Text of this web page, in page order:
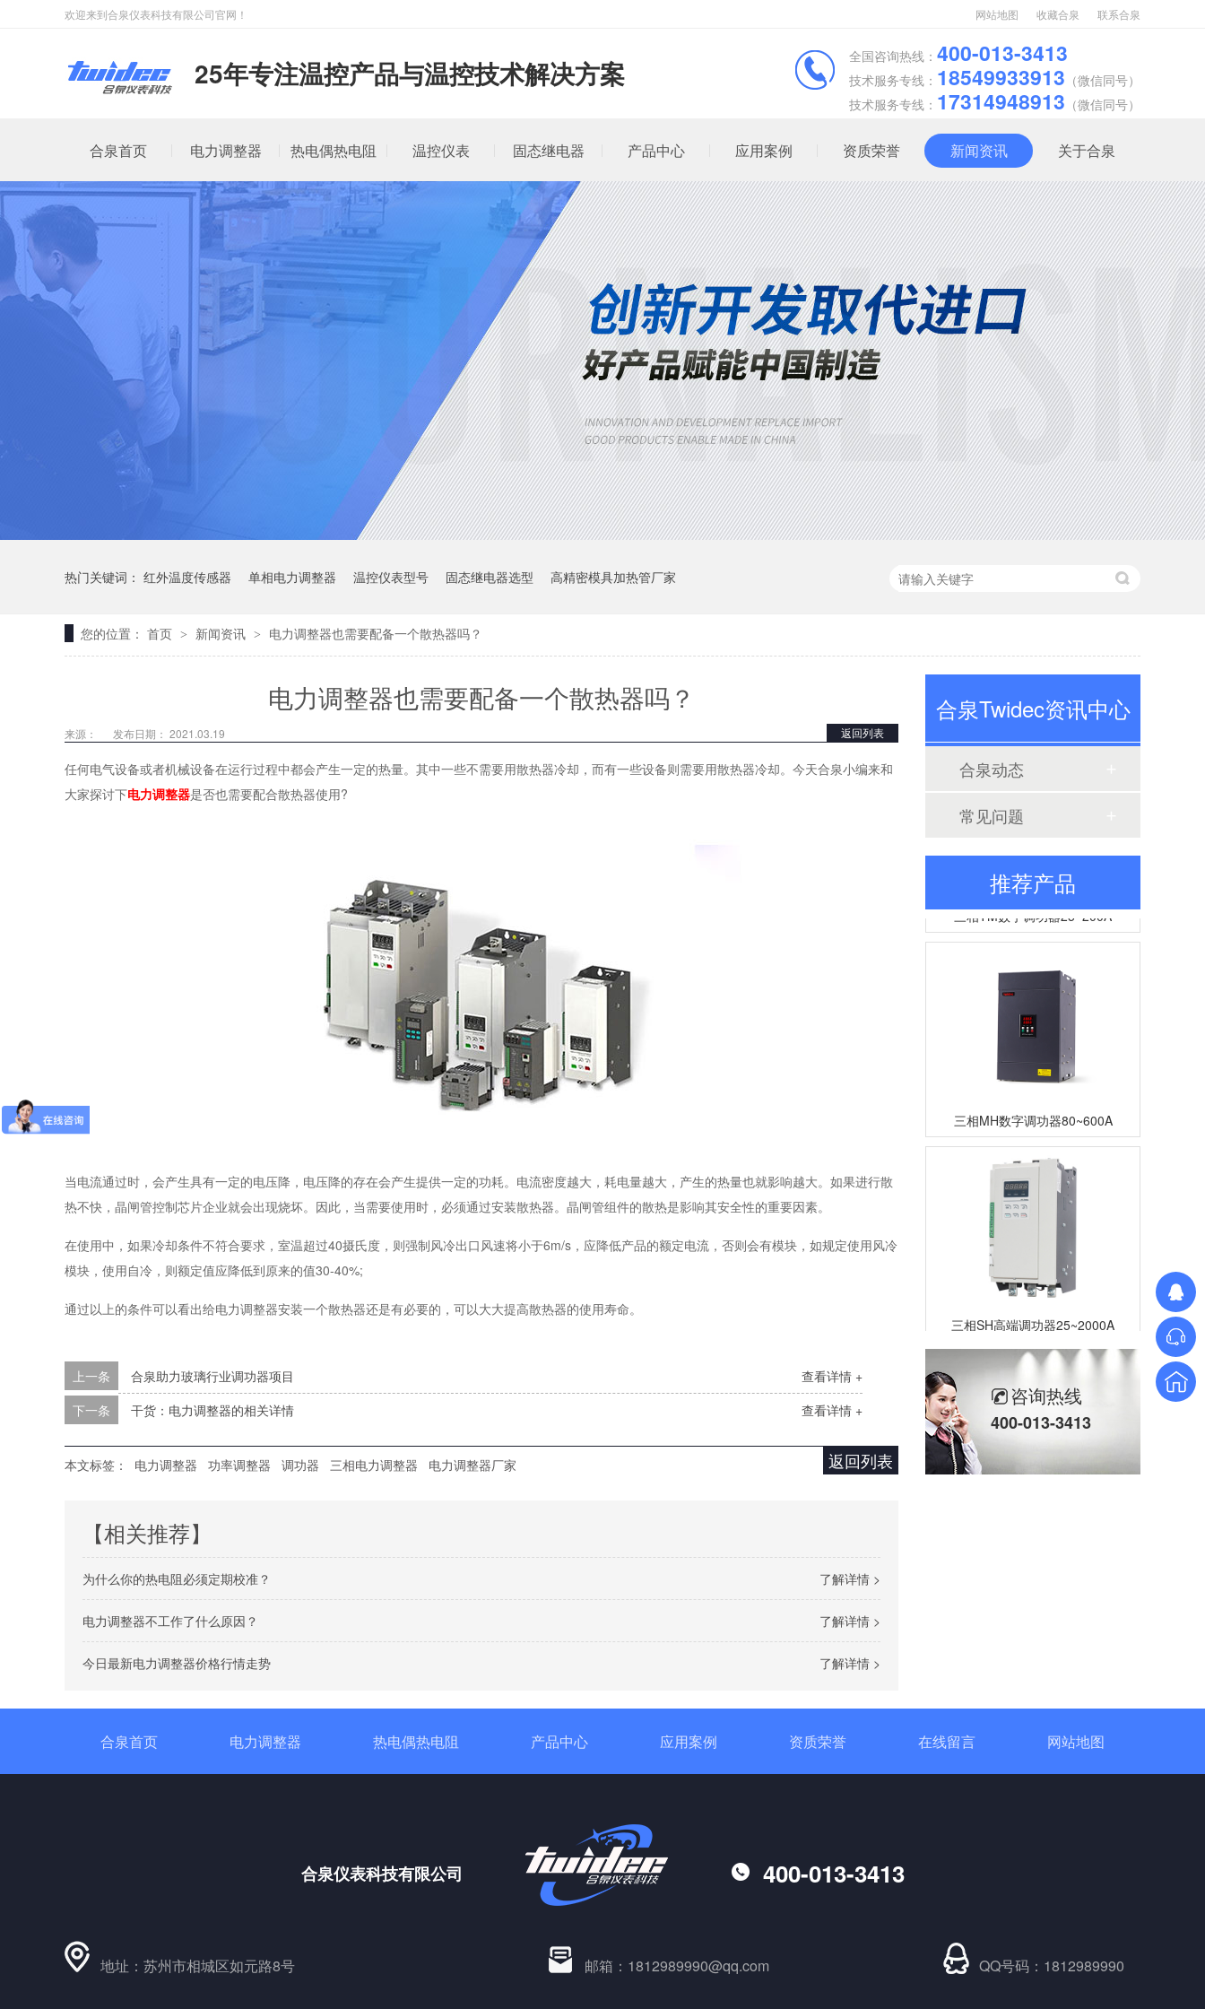
网站地图 收藏合泉 联系合泉
欢迎来到合泉仪表科技有限公司官网！
25年专注温控产品与温控技术解决方案 全国咨询热线： 400-013-3413
技术服务专线： 18549933913 （微信同号）
技术服务专线： 17314948913 （微信同号）
合泉首页 电力调整器 热电偶热电阻 温控仪表 固态继电器 产品中心 应用案例 资质荣誉 新闻资讯 关于合泉
热门关键词： 红外温度传感器 单相电力调整器 温控仪表型号 固态继电器选型 高精密模具加热管厂家
您的位置： 首页 > 新闻资讯 > 电力调整器也需要配备一个散热器吗？
电力调整器也需要配备一个散热器吗？
返回列表
来源： 发布日期： 2021.03.19
任何电气设备或者机械设备在运行过程中都会产生一定的热量。其中一些不需要用散热器冷却，而有一些设备则需要用散热器冷却。今天合泉小编来和
大家探讨下电力调整器是否也需要配合散热器使用?
当电流通过时，会产生具有一定的电压降，电压降的存在会产生提供一定的功耗。电流密度越大，耗电量越大，产生的热量也就影响越大。如果进行散
热不快，晶闸管控制芯片企业就会出现烧坏。因此，当需要使用时，必须通过安装散热器。晶闸管组件的散热是影响其安全性的重要因素。
在使用中，如果冷却条件不符合要求，室温超过40摄氏度，则强制风冷出口风速将小于6m/s，应降低产品的额定电流，否则会有模块，如规定使用风冷
模块，使用自冷，则额定值应降低到原来的值30-40%;
通过以上的条件可以看出给电力调整器安装一个散热器还是有必要的，可以大大提高散热器的使用寿命。
查看详情 +
上一条
合泉助力玻璃行业调功器项目
查看详情 +
下一条 干货：电力调整器的相关详情
返回列表
本文标签： 电力调整器 功率调整器 调功器 三相电力调整器 电力调整器厂家
【相关推荐】
了解详情 >
为什么你的热电阻必须定期校准？
了解详情 >
电力调整器不工作了什么原因？
了解详情 >
今日最新电力调整器价格行情走势
合泉Twidec资讯中心
合泉动态
常见问题
推荐产品
定制大功率直流电源
三相TR标准调功器30~200A
三相TM数字调功器25~200A
三相MH数字调功器80~600A
三相SH高端调功器25~2000A
咨询热线
400-013-3413
合泉首页 电力调整器 热电偶热电阻 产品中心 应用案例 资质荣誉 在线留言 网站地图
合泉仪表科技有限公司 400-013-3413
地址：苏州市相城区如元路8号 邮箱：1812989990@qq.com QQ号码：1812989990